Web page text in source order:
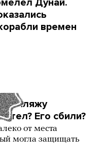
Дунай.
времен
по пляжу
Его сбили?
от места
могла защищать